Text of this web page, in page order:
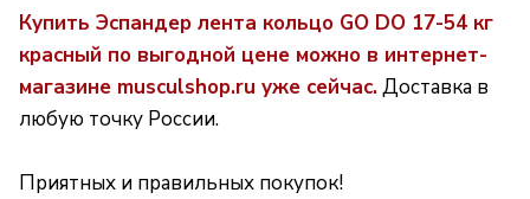
Купить Эспандер лента кольцо GO DO 17-54 кг
красный по выгодной цене можно в интернет-
магазине musculshop.ru уже сейчас.Доставка в
любую точку России.
Приятных и правильных покупок!